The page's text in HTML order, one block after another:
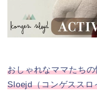
おしゃれなママたち
Sloejd（コンゲススロ